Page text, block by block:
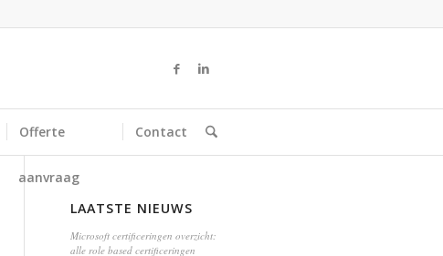
Offerte
aanvraag
Contact
LAATSTE NIEUWS
Microsoft certificeringen overzicht:
alle role based certificeringen